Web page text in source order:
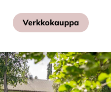
Verkkokauppa